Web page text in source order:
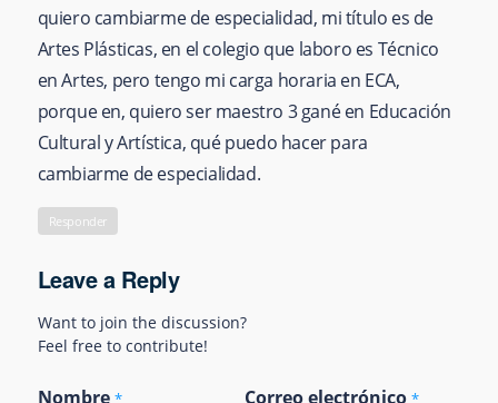
quiero cambiarme de especialidad, mi título es de
Artes Plásticas, en el colegio que laboro es Técnico
en Artes, pero tengo mi carga horaria en ECA,
porque en, quiero ser maestro 3 gané en Educación
Cultural y Artística, qué puedo hacer para
cambiarme de especialidad.
Responder
Leave a Reply
Want to join the discussion?
Feel free to contribute!
Nombre * Correo electrónico*